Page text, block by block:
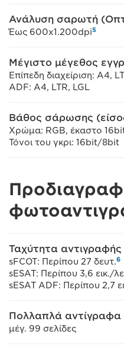
Ανάλυση σαρωτή
Έως 600x1.200dpi5
Μέγιστο μέγεθος
Επίπεδη διαχείριση: A4,
ADF: A4, LTR, LGL
Βάθος σάρωσης
Χρώμα: RGB, έκαστο
Τόνοι του γκρι: 16bit/8bit
Ταχύτητα
sFCOT: Περίπου 27 δευτ.6
sESAT: Περίπου 3,6 εικ./
sESAT ADF: Περίπου 2,7
Πολλαπλά αντίγραφα
μέγ. 99 σελίδες